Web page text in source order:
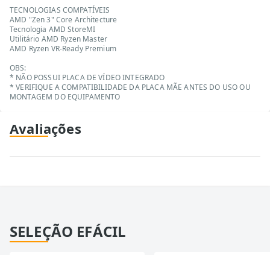
TECNOLOGIAS COMPATÍVEIS
AMD "Zen 3" Core Architecture
Tecnologia AMD StoreMI
Utilitário AMD Ryzen Master
AMD Ryzen VR-Ready Premium
OBS:
* NÃO POSSUI PLACA DE VÍDEO INTEGRADO
* VERIFIQUE A COMPATIBILIDADE DA PLACA MÃE ANTES DO USO OU
MONTAGEM DO EQUIPAMENTO
Avaliações
SELEÇÃO EFÁCIL